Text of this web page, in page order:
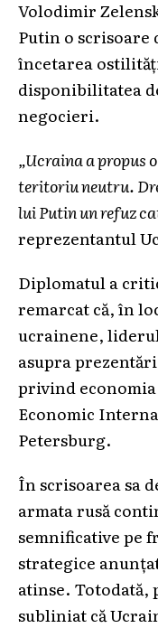
Volodimir
Putin o scrisoare
încetarea
disponibilitatea
negocieri.
„Ucraina a propus
teritoriu neutru.
lui Putin un refuz
reprezentantul
Diplomatul a
remarcat că, în
ucrainene,
asupra
privind
Economic
Petersburg.
În scrisoarea sa
armata rusă
semnificative pe
strategice
atinse. Totodată,
subliniat că